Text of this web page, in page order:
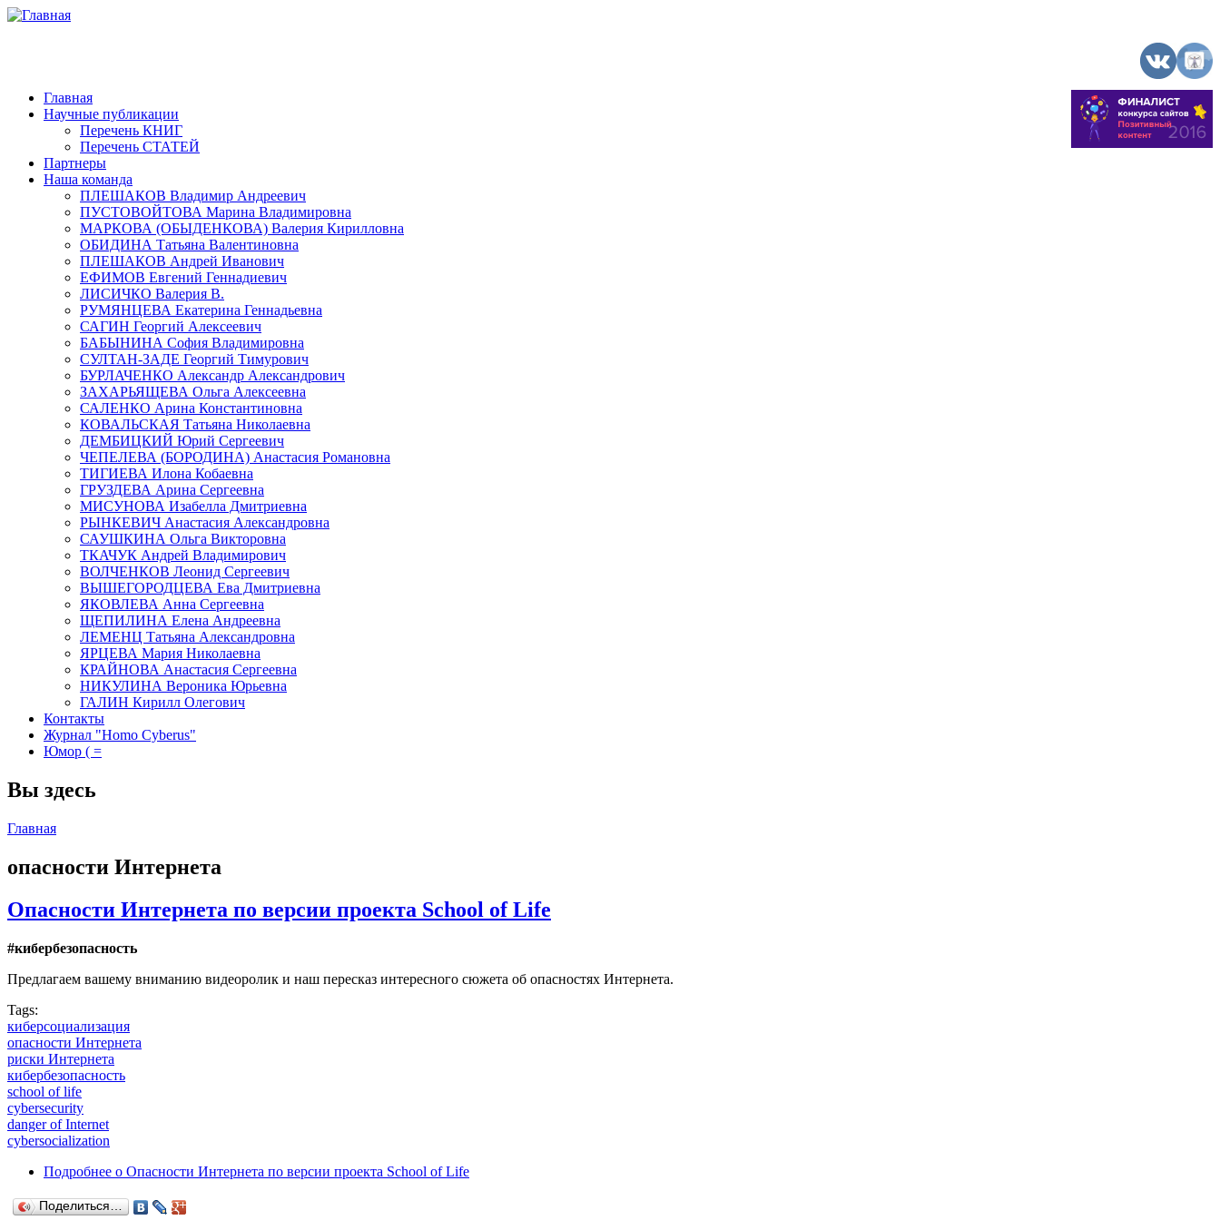
Главная
Научные публикации
Перечень КНИГ
Перечень СТАТЕЙ
Партнеры
Наша команда
ПЛЕШАКОВ Владимир Андреевич
ПУСТОВОЙТОВА Марина Владимировна
МАРКОВА (ОБЫДЕНКОВА) Валерия Кирилловна
ОБИДИНА Татьяна Валентиновна
ПЛЕШАКОВ Андрей Иванович
ЕФИМОВ Евгений Геннадиевич
ЛИСИЧКО Валерия В.
РУМЯНЦЕВА Екатерина Геннадьевна
САГИН Георгий Алексеевич
БАБЫНИНА София Владимировна
СУЛТАН-ЗАДЕ Георгий Тимурович
БУРЛАЧЕНКО Александр Александрович
ЗАХАРЬЯЩЕВА Ольга Алексеевна
САЛЕНКО Арина Константиновна
КОВАЛЬСКАЯ Татьяна Николаевна
ДЕМБИЦКИЙ Юрий Сергеевич
ЧЕПЕЛЕВА (БОРОДИНА) Анастасия Романовна
ТИГИЕВА Илона Кобаевна
ГРУЗДЕВА Арина Сергеевна
МИСУНОВА Изабелла Дмитриевна
РЫНКЕВИЧ Анастасия Александровна
САУШКИНА Ольга Викторовна
ТКАЧУК Андрей Владимирович
ВОЛЧЕНКОВ Леонид Сергеевич
ВЫШЕГОРОДЦЕВА Ева Дмитриевна
ЯКОВЛЕВА Анна Сергеевна
ЩЕПИЛИНА Елена Андреевна
ЛЕМЕНЦ Татьяна Александровна
ЯРЦЕВА Мария Николаевна
КРАЙНОВА Анастасия Сергеевна
НИКУЛИНА Вероника Юрьевна
ГАЛИН Кирилл Олегович
Контакты
Журнал "Homo Cyberus"
Юмор ( =
Вы здесь
Главная
опасности Интернета
Опасности Интернета по версии проекта School of Life
#кибербезопасность
Предлагаем вашему вниманию видеоролик и наш пересказ интересного сюжета об опасностях Интернета.
Tags:
киберсоциализация
опасности Интернета
риски Интернета
кибербезопасность
school of life
cybersecurity
danger of Internet
cybersocialization
Подробнее о Опасности Интернета по версии проекта School of Life
Поделиться…